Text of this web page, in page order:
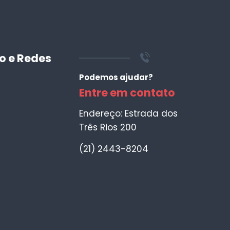
e Redes
Podemos ajudar?
Entre em contato
Endereço: Estrada dos
Três Rios 200
(21) 2443-8204